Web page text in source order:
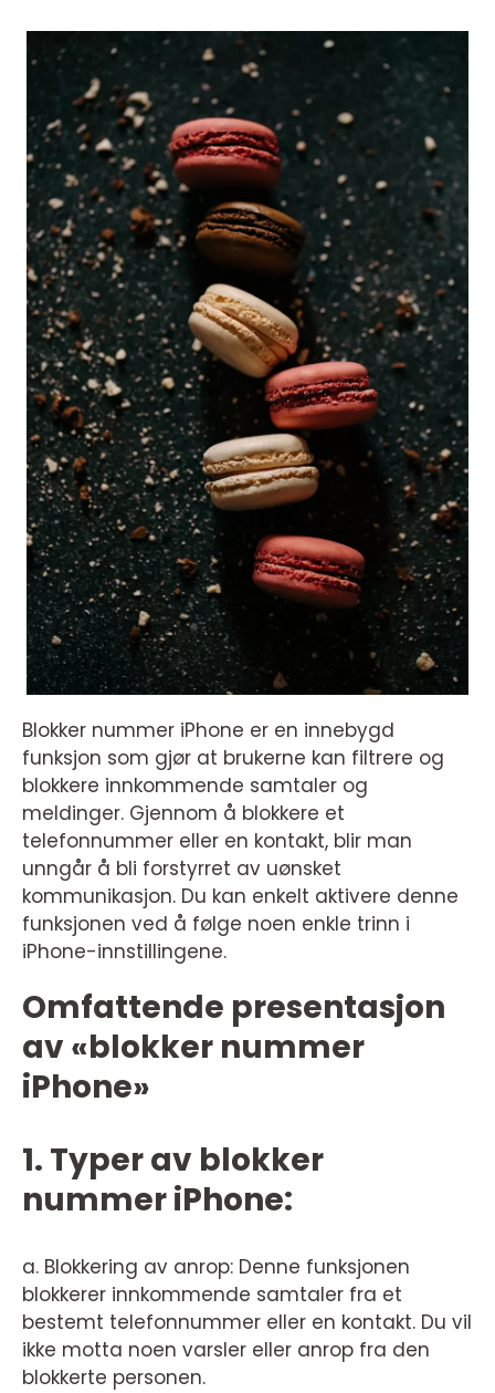
Blokker nummer iPhone er en innebygd
funksjon som gjør at brukerne kan filtrere og
blokkere innkommende samtaler og
meldinger. Gjennom å blokkere et
telefonnummer eller en kontakt, blir man
unngår å bli forstyrret av uønsket
kommunikasjon. Du kan enkelt aktivere denne
funksjonen ved å følge noen enkle trinn i
iPhone-innstillingene.
Omfattende presentasjon
av «blokker nummer
iPhone»
1. Typer av blokker
nummer iPhone:
a. Blokkering av anrop: Denne funksjonen
blokkerer innkommende samtaler fra et
bestemt telefonnummer eller en kontakt. Du vil
ikke motta noen varsler eller anrop fra den
blokkerte personen.